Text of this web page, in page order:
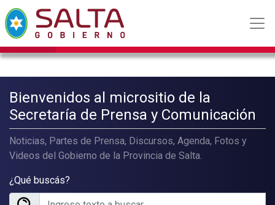
Bienvenidos al micrositio de la
Secretaría de Prensa y Comunicación
Noticias, Partes de Prensa, Discursos, Agenda, Fotos y
Videos del Gobierno de la Provincia de Salta.
¿Qué buscás?